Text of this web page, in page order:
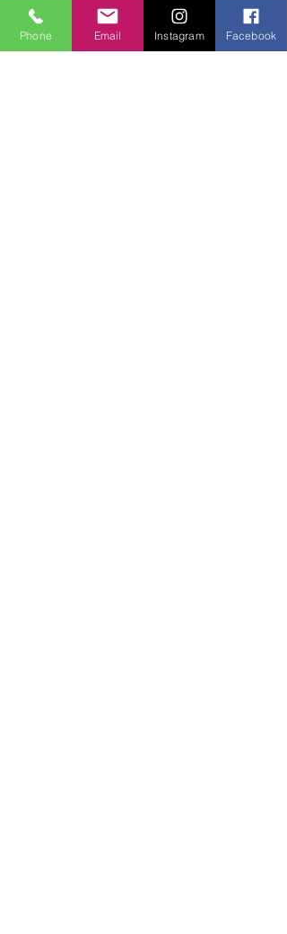
bağımsız medya susarsa, gerçekler
kaybolur.
Politika ve Toplum
Phone Email Instagram Facebook